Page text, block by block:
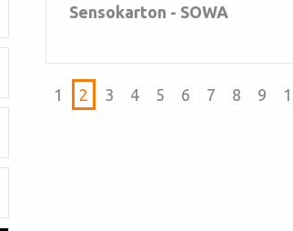
Sensokarton - SOWA
1 2 3 4 5 6 7 8 9